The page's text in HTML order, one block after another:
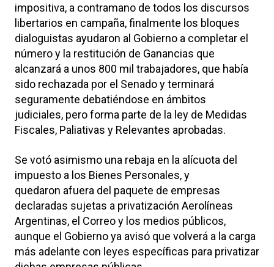
impositiva, a contramano de todos los discursos
libertarios en campaña, finalmente los bloques
dialoguistas ayudaron al Gobierno a completar el
número y la restitución de Ganancias que
alcanzará a unos 800 mil trabajadores, que había
sido rechazada por el Senado y terminará
seguramente debatiéndose en ámbitos
judiciales, pero forma parte de la ley de Medidas
Fiscales, Paliativas y Relevantes aprobadas.
Se votó asimismo una rebaja en la alícuota del
impuesto a los Bienes Personales, y
quedaron afuera del paquete de empresas
declaradas sujetas a privatización Aerolíneas
Argentinas, el Correo y los medios públicos,
aunque el Gobierno ya avisó que volverá a la carga
más adelante con leyes específicas para privatizar